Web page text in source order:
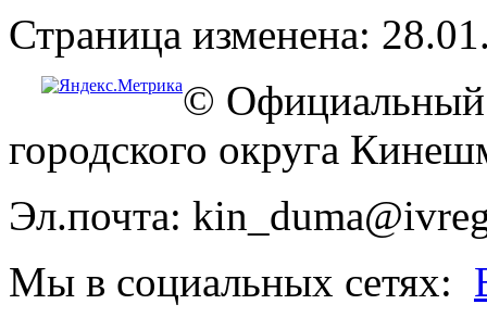
Страница изменена:
© Официальный
городского округа
Эл.почта:
Мы в социальных сетях: